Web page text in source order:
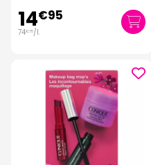
14€95
74€75/l.